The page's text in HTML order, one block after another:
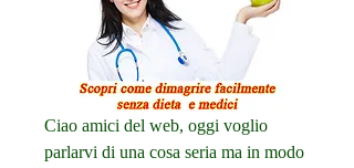
Ciao amici del web, oggi voglio
parlarvi di una cosa seria ma in modo